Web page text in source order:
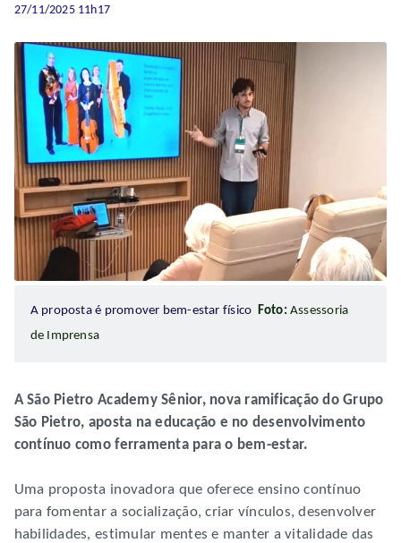
27/11/2025 11h17
A proposta é promover bem-estar físico Foto: Assessoria
de Imprensa
A São Pietro Academy Sênior, nova ramificação do Grupo
São Pietro, aposta na educação e no desenvolvimento
contínuo como ferramenta para o bem-estar.
Uma proposta inovadora que oferece ensino contínuo
para fomentar a socialização, criar vínculos, desenvolver
habilidades, estimular mentes e manter a vitalidade das